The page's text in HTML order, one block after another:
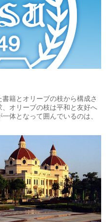
籍とオリーブの枝から構成さ
オリーブの枝は平和と友好へ
体となって囲んでいるのは、
創立時間「1949」です。